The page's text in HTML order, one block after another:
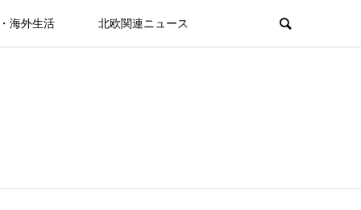
海外生活 北欧関連ニュース